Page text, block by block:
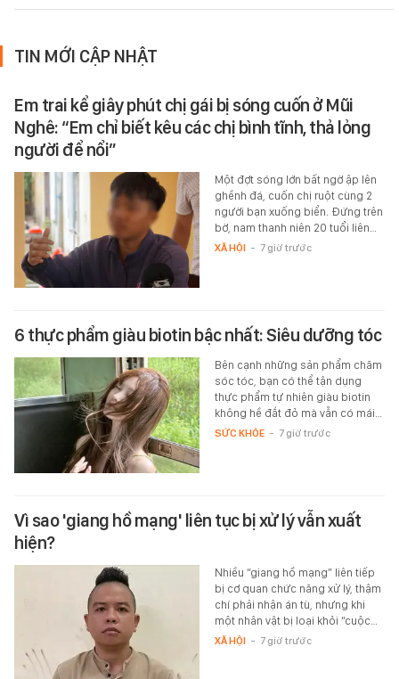
TIN MỚI CẬP NHẬT
Em trai kể giây phút chị gái bị sóng cuốn ở Mũi
Nghê: “Em chỉ biết kêu các chị bình tĩnh, thả lỏng
người để nổi”
Một đợt sóng lớn bất ngờ ập lên
ghềnh đá, cuốn chị ruột cùng 2
người bạn xuống biển. Đứng trên
bờ, nam thanh niên 20 tuổi liên…
XÃ HỘI - 7 giờ trước
6 thực phẩm giàu biotin bậc nhất: Siêu dưỡng tóc
Bên cạnh những sản phẩm chăm
sóc tóc, bạn có thể tận dụng
thực phẩm tự nhiên giàu biotin
không hề đắt đỏ mà vẫn có mái…
SỨC KHỎE - 7 giờ trước
Vì sao 'giang hồ mạng' liên tục bị xử lý vẫn xuất
hiện?
Nhiều “giang hồ mạng” liên tiếp
bị cơ quan chức năng xử lý, thậm
chí phải nhận án tù, nhưng khi
một nhân vật bị loại khỏi “cuộc…
XÃ HỘI - 7 giờ trước